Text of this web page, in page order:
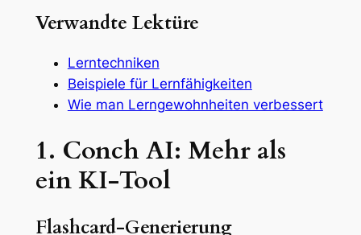
Verwandte Lektüre
Lerntechniken
Beispiele für Lernfähigkeiten
Wie man Lerngewohnheiten verbessert
1. Conch AI: Mehr als
ein KI-Tool
Flashcard-Generierung